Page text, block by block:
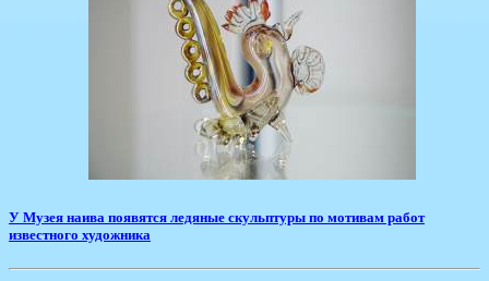
У Музея наива появятся ледяные скульптуры по мотивам работ
известного художника